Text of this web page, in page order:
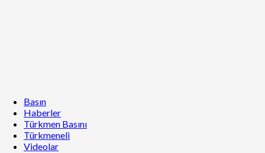
Basın
Haberler
Türkmen Basını
Türkmeneli
Videolar